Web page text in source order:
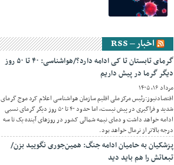
اخبار – RSS
گرمای تابستان تا کی ادامه دارد؟/هواشناسی: ۴۰ تا ۵۰ روز
دیگر گرما در پیش داریم
مرداد ۱۶, ۱۴۰۵
اقتصادنیوز:رئیس مرکز ملی اقلیم سازمان هواشناسی اعلام کرد موج گرمای
شدید و فراگیری در پیش نیست، اما حدود ۴۰ تا ۵۰ روز دیگر گرمای نسبی
ادامه خواهد داشت و دمای نیمه شمالی کشور در روزهای آینده یک تا سه
درجه بالاتر از نرمال خواهد بود.
پزشکیان به حامیان ادامه جنگ: همین‌جوری نگویید بزن/
تبعاتش را هم باید دید